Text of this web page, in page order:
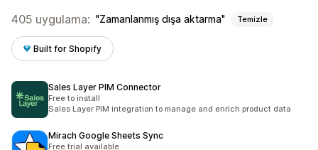
405 uygulama: Zamanlanmış dışa aktarma Temizle
Built for Shopify
Sales Layer PIM Connector
Free to install
Sales Layer PIM integration to manage and enrich product data
Mirach Google Sheets Sync
Free trial available